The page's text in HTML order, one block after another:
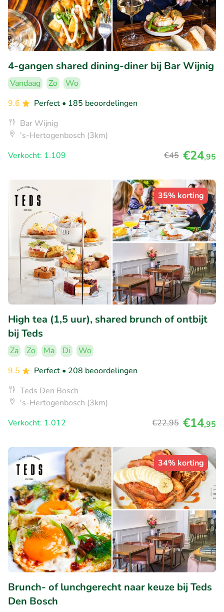
4-gangen shared dining-diner bij Bar Wijnig
Vandaag Zo
Wo
9.6
Perfect • 185 beoordelingen
Bar Wijnig
's-Hertogenbosch (3km)
Verkocht: 1.109
€45 €24,95
35% korting
High tea (1,5 uur), shared brunch of ontbijt
bij Teds
Za Zo Ma Di
Wo
9.5
Perfect • 208 beoordelingen
Teds Den Bosch
's-Hertogenbosch (3km)
Verkocht: 1.012
€22,95 €14,95
34% korting
Brunch- of lunchgerecht naar keuze bij Teds
Den Bosch